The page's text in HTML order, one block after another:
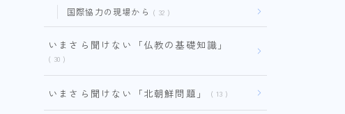
国際協力の現場から 32
いまさら聞けない「仏教の基礎知識」
30
いまさら聞けない「北朝鮮問題」 13